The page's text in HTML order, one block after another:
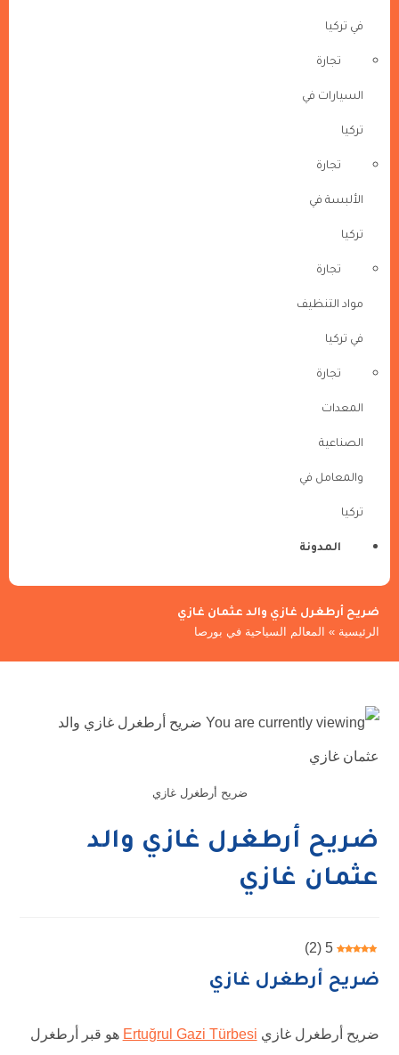
في تركيا
تجارة
السيارات في
تركيا
تجارة
الألبسة في
تركيا
تجارة
مواد التنظيف
في تركيا
تجارة
المعدات
الصناعية
والمعامل في
تركيا
المدونة
ضريح أرطغرل غازي والد عثمان غازي
الرئيسية» المعالم السياحية في بورصا
ضريح أرطغرل غازي
ضريح أرطغرل غازي والد
عثمان غازي
5
(
2
)
ضريح أرطغرل غازي
ضريح أرطغرل غازي Ertuğrul Gazi Türbesi هو قبر أرطغرل